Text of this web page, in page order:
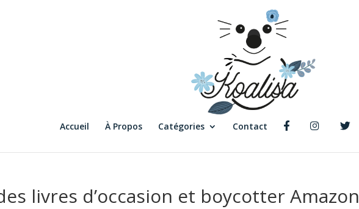
Accueil À Propos Catégories Contact
livres d’occasion et boycotter Amazon